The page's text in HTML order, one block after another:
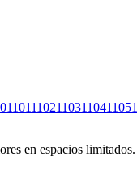
11011102110311041105
en espacios